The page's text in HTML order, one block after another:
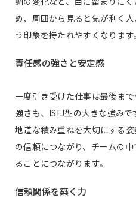
め、周囲から見ると気が利く
う印象を持たれやすくなります。
責任感の強さと安定感
一度引き受けた仕事は最後ま
強さも、ISFJ型の大きな強み
地道な積み重ねを大切にする
の信頼につながり、チームの
ることにつながります。
信頼関係を築く力